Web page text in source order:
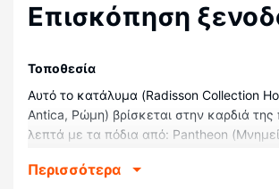
Επισκόπηση
Τοποθεσία
Αυτό το κατάλυμα (Radisson Collection
Antica, Ρώμη) βρίσκεται στην καρδιά της
λεπτά με τα πόδια από: Pantheon
χλμ. από: Campo de' Fiori και 0,9 χλμ.
Περισσότερα